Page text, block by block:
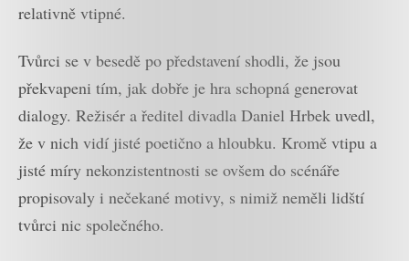
relativně vtipné.
Tvůrci se v besedě po představení shodli, že jsou
překvapeni tím, jak dobře je hra schopná generovat
dialogy. Režisér a ředitel divadla Daniel Hrbek uvedl,
že v nich vidí jisté poetično a hloubku. Kromě vtipu a
jisté míry nekonzistentnosti se ovšem do scénáře
propisovaly i nečekané motivy, s nimiž neměli lidští
tvůrci nic společného.